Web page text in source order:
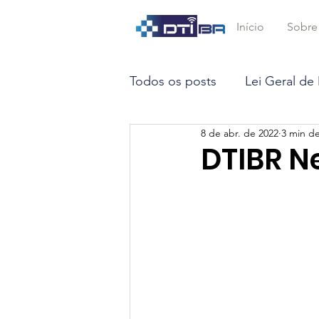
Início Sobre
Todos os posts Lei Geral
Marco Civil da Internet
DTIBR
8 de abr. de 2022 3 min